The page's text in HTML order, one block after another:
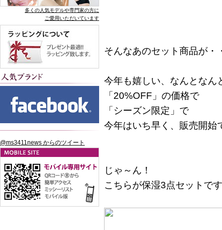
多くの人気モデルや専門家の方に
ご愛用いただいています
@ms3411news からのツイート
そんなあのセット商品が・
今年も嬉しい、なんとなん
「20%OFF」の価格で
「シーズン限定」で
今年はいち早く、販売開始
じゃ～ん！
こちらが保湿3点セットで